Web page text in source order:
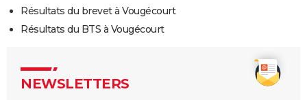
Résultats du brevet à Vougécourt
Résultats du BTS à Vougécourt
NEWSLETTERS